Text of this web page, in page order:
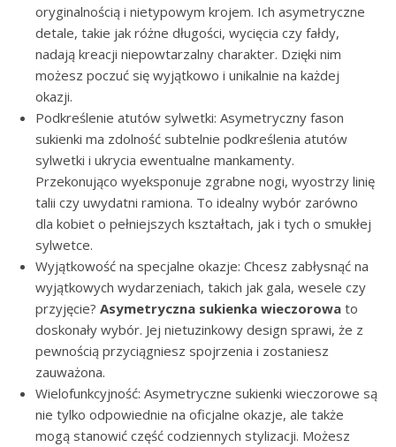
oryginalnością i nietypowym krojem. Ich asymetryczne
detale, takie jak różne długości, wycięcia czy fałdy,
nadają kreacji niepowtarzalny charakter. Dzięki nim
możesz poczuć się wyjątkowo i unikalnie na każdej
okazji.
Podkreślenie atutów sylwetki: Asymetryczny fason
sukienki ma zdolność subtelnie podkreślenia atutów
sylwetki i ukrycia ewentualne mankamenty.
Przekonująco wyeksponuje zgrabne nogi, wyostrzy linię
talii czy uwydatni ramiona. To idealny wybór zarówno
dla kobiet o pełniejszych kształtach, jak i tych o smukłej
sylwetce.
Wyjątkowość na specjalne okazje: Chcesz zabłysnąć na
wyjątkowych wydarzeniach, takich jak gala, wesele czy
przyjęcie? Asymetryczna sukienka wieczorowa to
doskonały wybór. Jej nietuzinkowy design sprawi, że z
pewnością przyciągniesz spojrzenia i zostaniesz
zauważona.
Wielofunkcyjność: Asymetryczne sukienki wieczorowe są
nie tylko odpowiednie na oficjalne okazje, ale także
mogą stanowić część codziennych stylizacji. Możesz